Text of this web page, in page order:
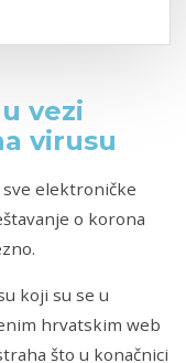
vezi
virusu
elektroničke
o korona
koji su se u
hrvatskim web
što u konačnici